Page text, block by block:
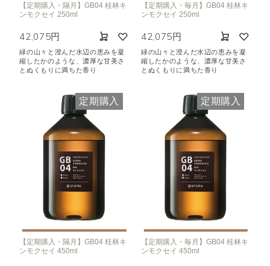
【定期購入・隔月】GB04 桂林キ
ンモクセイ 250ml
42,075円
緑の山々と澄んだ水辺の恵みを凝
縮したかのような、濃厚な甘美さ
とぬくもりに満ちた香り
【定期購入・毎月】GB04 桂林キ
ンモクセイ 250ml
42,075円
緑の山々と澄んだ水辺の恵みを凝
縮したかのような、濃厚な甘美さ
とぬくもりに満ちた香り
定期購入
【定期購入・隔月】GB04 桂林キ
ンモクセイ 450ml
定期購入
【定期購入・毎月】GB04 桂林キ
ンモクセイ 450ml